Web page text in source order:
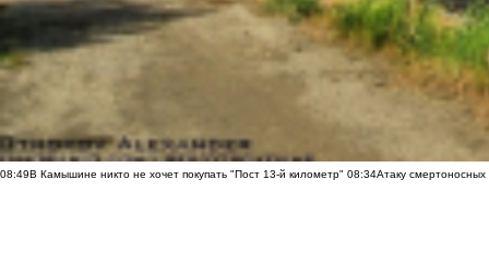
08:49В Камышине никто не хочет покупать "Пост 13-й километр" 08:34Атаку